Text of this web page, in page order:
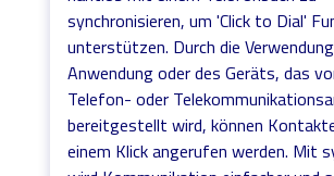
synchronisieren, um 'Click to Dial'
unterstützen. Durch die
Anwendung oder des Geräts, das
Telefon- oder
bereitgestellt wird, können
einem Klick angerufen werden. Mit